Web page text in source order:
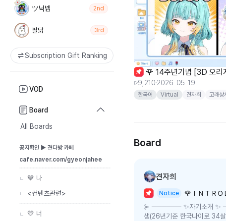
ツ닉넴 2nd
팔닭 3rd
Subscription Gift Ranking
VOD
Board
All Boards
공지확인 ▶ 견다방 카페
cafe.naver.com/gyeonjahee
💙 나
<컨텐츠관련>
💛 너
🌹 14주년기념 [3D 오리
9,210 2026-05-19
한국어 Virtual 견자희 고래상
Board
견자희
Notice
🌹ＩＮＴＲＯ
⊱ ────── ✨자기소개 ✨
생(26년기준 한국나이로 34